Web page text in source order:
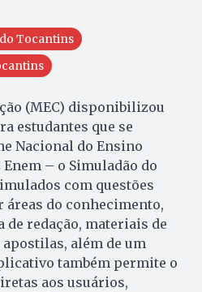
Tocantins
(MEC) disponibilizou
estudantes que se
Nacional do Ensino
Enem – o Simuladão do
com questões
do conhecimento,
de redação, materiais de
além de um
também permite o
aos usuários,